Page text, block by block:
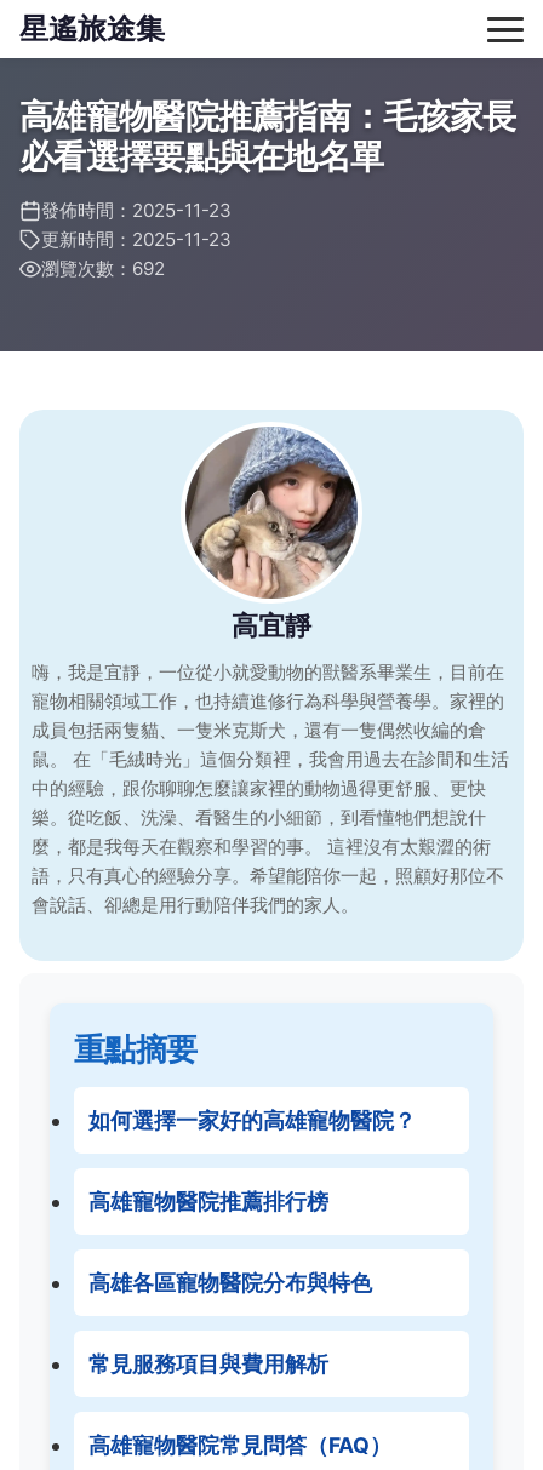
星遙旅途集
高雄寵物醫院推薦指南：毛孩家長
必看選擇要點與在地名單
發佈時間：2025-11-23
更新時間：2025-11-23
瀏覽次數：692
高宜靜
嗨，我是宜靜，一位從小就愛動物的獸醫系畢業生，目前在
寵物相關領域工作，也持續進修行為科學與營養學。家裡的
成員包括兩隻貓、一隻米克斯犬，還有一隻偶然收編的倉
鼠。 在「毛絨時光」這個分類裡，我會用過去在診間和生活
中的經驗，跟你聊聊怎麼讓家裡的動物過得更舒服、更快
樂。從吃飯、洗澡、看醫生的小細節，到看懂牠們想說什
麼，都是我每天在觀察和學習的事。 這裡沒有太艱澀的術
語，只有真心的經驗分享。希望能陪你一起，照顧好那位不
會說話、卻總是用行動陪伴我們的家人。
重點摘要
如何選擇一家好的高雄寵物醫院？
高雄寵物醫院推薦排行榜
高雄各區寵物醫院分布與特色
常見服務項目與費用解析
高雄寵物醫院常見問答（FAQ）